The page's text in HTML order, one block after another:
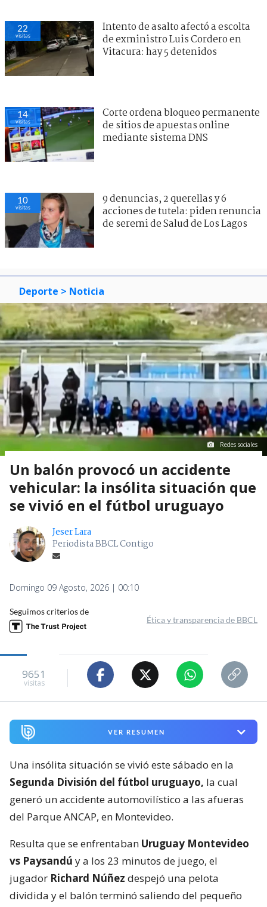
22
visitas
Intento de asalto afectó a escolta
de exministro Luis Cordero en
Vitacura: hay 5 detenidos
14
visitas
Corte ordena bloqueo permanente
de sitios de apuestas online
mediante sistema DNS
10
visitas
9 denuncias, 2 querellas y 6
acciones de tutela: piden renuncia
de seremi de Salud de Los Lagos
Deporte > Noticia
Redes sociales
Un balón provocó un accidente
vehicular: la insólita situación que
se vivió en el fútbol uruguayo
Jeser Lara
Periodista BBCL Contigo
Domingo 09 Agosto, 2026 | 00:10
Seguimos criterios de
Ética y transparencia de BBCL
9651
visitas
VER RESUMEN
Una insólita situación se vivió este sábado en la
Segunda División del fútbol uruguayo, la cual
generó un accidente automovilístico a las afueras
del Parque ANCAP, en Montevideo.
Resulta que se enfrentaban Uruguay Montevideo
vs Paysandú y a los 23 minutos de juego, el
jugador Richard Núñez despejó una pelota
dividida y el balón terminó saliendo del pequeño